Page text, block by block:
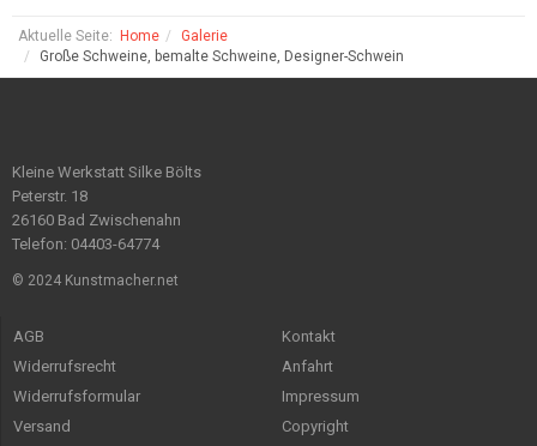
Aktuelle Seite: Home
Galerie
Große Schweine, bemalte Schweine, Designer-Schwein
Kleine Werkstatt Silke Bölts
Peterstr. 18
26160 Bad Zwischenahn
Telefon: 04403-64774
© 2024 Kunstmacher.net
AGB
Widerrufsrecht
Widerrufsformular
Versand
Kontakt
Anfahrt
Impressum
Copyright